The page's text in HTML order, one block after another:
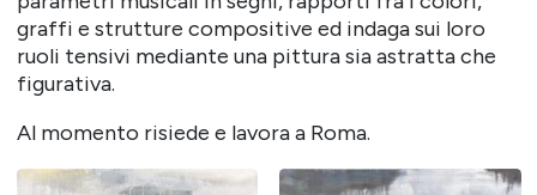
graffi e strutture compositive ed indaga sui loro
ruoli tensivi mediante una pittura sia astratta che
figurativa.
Al momento risiede e lavora a Roma.